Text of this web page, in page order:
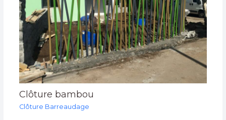
Clôture bambou
Clôture Barreaudage